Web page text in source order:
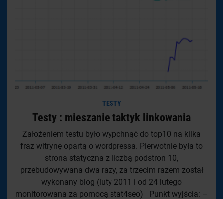
TESTY
Testy : mieszanie taktyk linkowania
Założeniem testu było wypchnąć do top10 na kilka
fraz witrynę opartą o wordpressa. Pierwotnie była to
strona statyczna z liczbą podstron 10,
przebudowywana dwa razy, za trzecim razem został
wykonany blog (luty 2011 i od 24 lutego
monitorowana za pomocą stat4seo) Punkt wyjścia: –